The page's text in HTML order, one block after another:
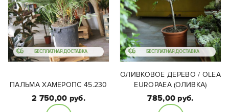
БЕСПЛАТНАЯ ДОСТАВКА
ПАЛЬМА ХАМЕРОПС 45.230
2 750,00 руб.
БЕСПЛАТНАЯ ДОСТАВКА
ОЛИВКОВОЕ ДЕРЕВО / OLEA
EUROPAEA (ОЛИВКА)
785,00 руб.